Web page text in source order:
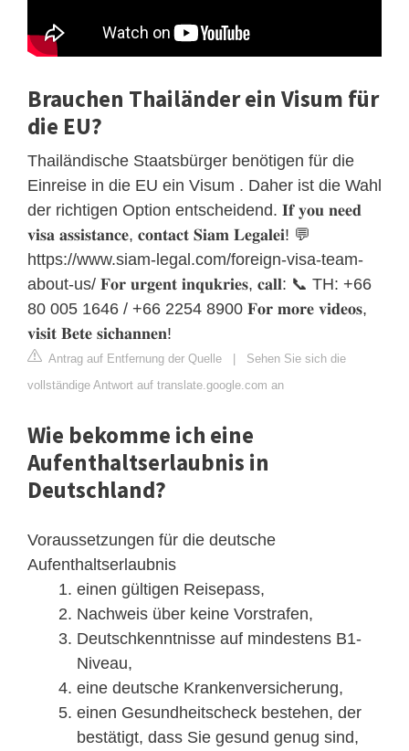
Brauchen Thailänder ein Visum für
die EU?
Thailändische Staatsbürger benötigen für die
Einreise in die EU ein Visum . Daher ist die Wahl
der richtigen Option entscheidend. 𝐈𝐟 𝐲𝐨𝐮 𝐧𝐞𝐞𝐝
𝐯𝐢𝐬𝐚 𝐚𝐬𝐬𝐢𝐬𝐭𝐚𝐧𝐜𝐞, 𝐜𝐨𝐧𝐭𝐚𝐜𝐭 𝐒𝐢𝐚𝐦 𝐋𝐞𝐠𝐚𝐥𝐞𝐢! 💬
https://www.siam-legal.com/foreign-visa-team-
about-us/ 𝐅𝐨𝐫 𝐮𝐫𝐠𝐞𝐧𝐭 𝐢𝐧𝐪𝐮𝐤𝐫𝐢𝐞𝐬, 𝐜𝐚𝐥𝐥: 📞 TH: +66
80 005 1646 / +66 2254 8900 𝐅𝐨𝐫 𝐦𝐨𝐫𝐞 𝐯𝐢𝐝𝐞𝐨𝐬,
𝐯𝐢𝐬𝐢𝐭 𝐁𝐞𝐭𝐞 𝐬𝐢𝐜𝐡𝐚𝐧𝐧𝐞𝐧!
Antrag auf Entfernung der Quelle | Sehen Sie sich die
vollständige Antwort auf translate.google.com an
Wie bekomme ich eine
Aufenthaltserlaubnis in
Deutschland?
Voraussetzungen für die deutsche
Aufenthaltserlaubnis
einen gültigen Reisepass,
Nachweis über keine Vorstrafen,
Deutschkenntnisse auf mindestens B1-
Niveau,
eine deutsche Krankenversicherung,
einen Gesundheitscheck bestehen, der
bestätigt, dass Sie gesund genug sind,